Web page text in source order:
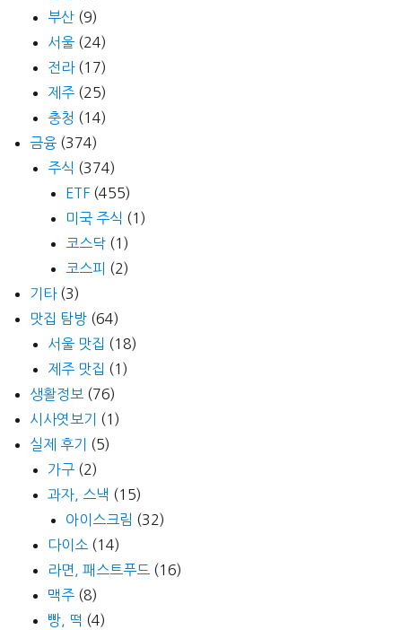
부산 (9)
서울 (24)
전라(17)
제주 (25)
충청 (14)
금융 (374)
주식 (374)
ETF (455)
미국 주식 (1)
코스닥 (1)
코스피 (2)
기타(3)
맛집 탐방 (64)
서울 맛집 (18)
제주 맛집 (1)
생활정보 (76)
시사엿보기
(1)
실제 후기
(5)
가구 (2)
과자, 스낵 (15)
아이스크림 (32)
다이소 (14)
라면, 패스트푸드 (16)
맥주 (8)
빵, 떡 (4)